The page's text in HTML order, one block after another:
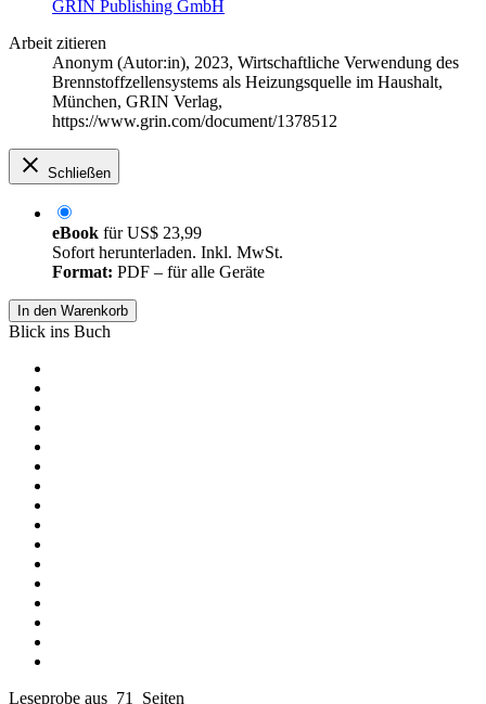
GRIN Publishing GmbH
Arbeit zitieren
Anonym (Autor:in), 2023, Wirtschaftliche Verwendung des
Brennstoffzellensystems als Heizungsquelle im Haushalt,
München, GRIN Verlag,
https://www.grin.com/document/1378512
Schließen
eBook fürUS$ 23,99
Sofort herunterladen. Inkl. MwSt.
Format: PDF – für alle Geräte
In den Warenkorb
Blick ins Buch
Leseprobe aus 71 Seiten